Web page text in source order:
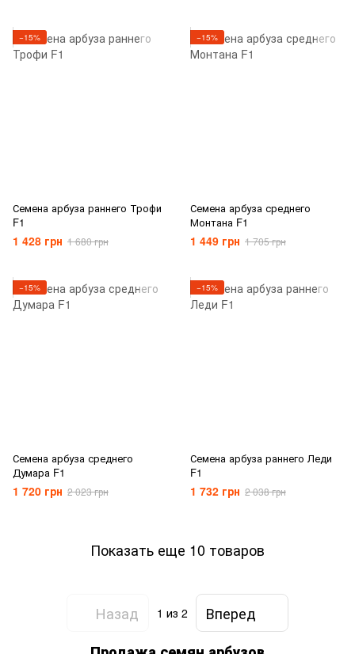
−15%
Семена арбуза раннего Трофи
F1
1 428 грн 1 680 грн
−15%
Семена арбуза среднего
Монтана F1
1 449 грн 1 705 грн
−15%
Семена арбуза среднего
Думара F1
1 720 грн 2 023 грн
−15%
Семена арбуза раннего Леди
F1
1 732 грн 2 038 грн
Показать еще 10 товаров
Назад 1 из 2
Вперед